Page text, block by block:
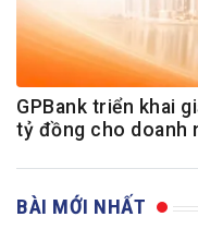
GPBank triển khai
tỷ đồng cho doanh
BÀI MỚI NHẤT